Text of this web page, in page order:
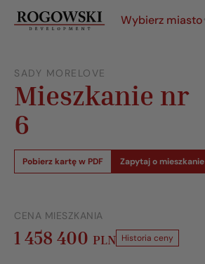
Wybierz miasto
SADY MORELOVE
Mieszkanie nr
6
Pobierz kartę w PDF Zapytaj o mieszkanie
CENA MIESZKANIA
1 458 400 PLN Historia ceny